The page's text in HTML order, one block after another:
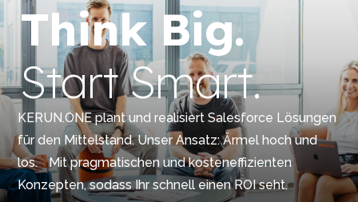
Think Big.
Start Smart.
KERUN.ONE plant und realisiert Salesforce Lösungen
für den Mittelstand. Unser Ansatz: Ärmel hoch und
los. Mit pragmatischen und kosteneffizienten
Konzepten, sodass Ihr schnell einen ROI seht.